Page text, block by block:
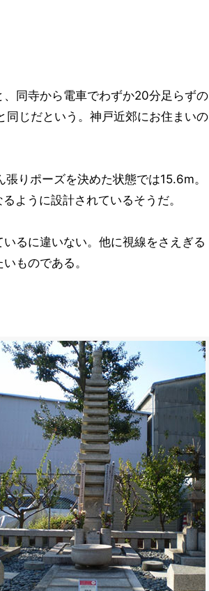
同寺から電車でわずか20分足らずの
じだという。神戸近郊にお住まいの
りポーズを決めた状態では15.6m。
ように設計されているそうだ。
るに違いない。他に視線をさえぎる
ものである。